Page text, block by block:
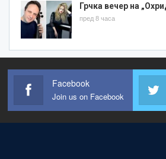
Грчка вечер на
пред 8 часа
Facebook
Join us on Facebook